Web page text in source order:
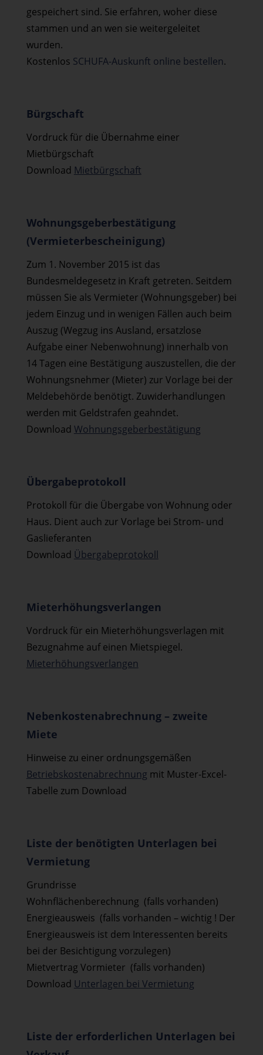
gespeichert sind. Sie erfahren, woher diese
stammen und an wen sie weitergeleitet
wurden.
Kostenlos SCHUFA-Auskunft online bestellen.
Bürgschaft
Vordruck für die Übernahme einer
Mietbürgschaft
Download Mietbürgschaft
Wohnungsgeberbestätigung
(Vermieterbescheinigung)
Zum 1. November 2015 ist das
Bundesmeldegesetz in Kraft getreten. Seitdem
müssen Sie als Vermieter (Wohnungsgeber) bei
jedem Einzug und in wenigen Fällen auch beim
Auszug (Wegzug ins Ausland, ersatzlose
Aufgabe einer Nebenwohnung) innerhalb von
14 Tagen eine Bestätigung auszustellen, die der
Wohnungsnehmer (Mieter) zur Vorlage bei der
Meldebehörde benötigt. Zuwiderhandlungen
werden mit Geldstrafen geahndet.
Download Wohnungsgeberbestätigung
Übergabeprotokoll
Protokoll für die Übergabe von Wohnung oder
Haus. Dient auch zur Vorlage bei Strom- und
Gaslieferanten
Download Übergabeprotokoll
Mieterhöhungsverlangen
Vordruck für ein Mieterhöhungsverlagen mit
Bezugnahme auf einen Mietspiegel.
Mieterhöhungsverlangen
Nebenkostenabrechnung – zweite
Miete
Hinweise zu einer ordnungsgemäßen
Betriebskostenabrechnung mit Muster-Excel-
Tabelle zum Download
Liste der benötigten Unterlagen bei
Vermietung
Grundrisse
Wohnflächenberechnung (falls vorhanden)
Energieausweis (falls vorhanden – wichtig ! Der
Energieausweis ist dem Interessenten bereits
bei der Besichtigung vorzulegen)
Mietvertrag Vormieter (falls vorhanden)
Download Unterlagen bei Vermietung
Liste der erforderlichen Unterlagen bei